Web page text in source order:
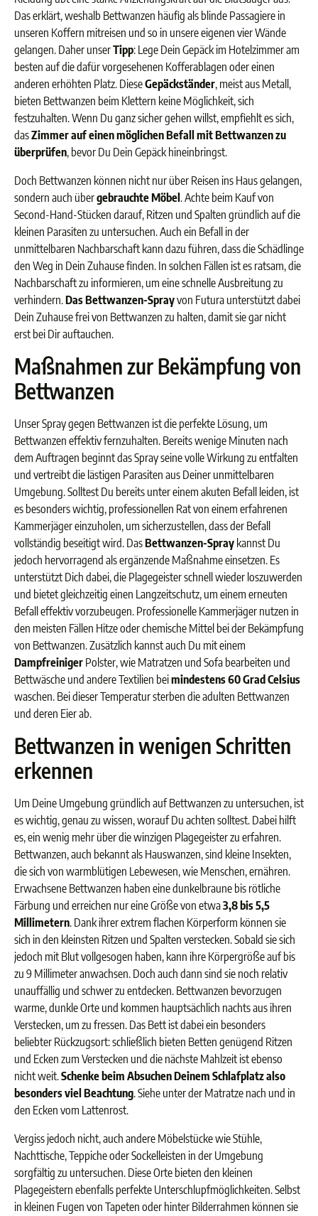
Das erklärt, weshalb Bettwanzen häufig als blinde Passagiere in
unseren Koffern mitreisen und so in unsere eigenen vier Wände
gelangen. Daher unserTipp: Lege Dein Gepäck im Hotelzimmer am
besten auf die dafür vorgesehenen Kofferablagen oder einen
anderen erhöhten Platz. DieseGepäckständer, meist aus Metall,
bieten Bettwanzen beim Klettern keine Möglichkeit, sich
festzuhalten. Wenn Du ganz sicher gehen willst, empfiehlt es sich,
dasZimmer auf einen möglichen Befall mit Bettwanzen zu
überprüfen, bevor Du Dein Gepäck hineinbringst.
Doch Bettwanzen können nicht nur über Reisen ins Haus gelangen,
sondern auch übergebrauchte Möbel . Achte beim Kauf von
Second-Hand-Stücken darauf, Ritzen und Spalten gründlich auf die
kleinen Parasiten zu untersuchen. Auch ein Befall in der
unmittelbaren Nachbarschaft kann dazu führen, dass die Schädlinge
den Weg in Dein Zuhause finden. In solchen Fällen ist es ratsam, die
Nachbarschaft zu informieren, um eine schnelle Ausbreitung zu
verhindern.Das Bettwanzen-Sprayvon Futura unterstützt dabei
Dein Zuhause frei von Bettwanzen zu halten, damit sie gar nicht
erst bei Dir auftauchen.
Maßnahmen zur Bekämpfung von
Bettwanzen
Unser Spray gegen Bettwanzen ist die perfekte Lösung, um
Bettwanzen effektiv fernzuhalten. Bereits wenige Minuten nach
dem Auftragen beginnt das Spray seine volle Wirkung zu entfalten
und vertreibt die lästigen Parasiten aus Deiner unmittelbaren
Umgebung. Solltest Du bereits unter einem akuten Befall leiden, ist
es besonders wichtig, professionellen Rat von einem erfahrenen
Kammerjäger einzuholen, um sicherzustellen, dass der Befall
vollständig beseitigt wird. DasBettwanzen-Spray kannst Du
jedoch hervorragend als ergänzende Maßnahme einsetzen. Es
unterstützt Dich dabei, die Plagegeister schnell wieder loszuwerden
und bietet gleichzeitig einen Langzeitschutz, um einem erneuten
Befall effektiv vorzubeugen. Professionelle Kammerjäger nutzen in
den meisten Fällen Hitze oder chemische Mittel bei der Bekämpfung
von Bettwanzen. Zusätzlich kannst auch Du mit einem
Dampfreiniger Polster, wie Matratzen und Sofa bearbeiten und
Bettwäsche und andere Textilien beimindestens 60 Grad Celsius
waschen. Bei dieser Temperatur sterben die adulten Bettwanzen
und deren Eier ab.
Bettwanzen in wenigen Schritten
erkennen
Um Deine Umgebung gründlich auf Bettwanzen zu untersuchen, ist
es wichtig, genau zu wissen, worauf Du achten solltest. Dabei hilft
es, ein wenig mehr über die winzigen Plagegeister zu erfahren.
Bettwanzen, auch bekannt als Hauswanzen, sind kleine Insekten,
die sich von warmblütigen Lebewesen, wie Menschen, ernähren.
Erwachsene Bettwanzen haben eine dunkelbraune bis rötliche
Färbung und erreichen nur eine Größe von etwa3,8 bis 5,5
Millimetern. Dank ihrer extrem flachen Körperform können sie
sich in den kleinsten Ritzen und Spalten verstecken. Sobald sie sich
jedoch mit Blut vollgesogen haben, kann ihre Körpergröße auf bis
zu 9 Millimeter anwachsen. Doch auch dann sind sie noch relativ
unauffällig und schwer zu entdecken. Bettwanzen bevorzugen
warme, dunkle Orte und kommen hauptsächlich nachts aus ihren
Verstecken, um zu fressen. Das Bett ist dabei ein besonders
beliebter Rückzugsort: schließlich bieten Betten genügend Ritzen
und Ecken zum Verstecken und die nächste Mahlzeit ist ebenso
nicht weit.Schenke beim Absuchen Deinem Schlafplatz also
besonders viel Beachtung. Siehe unter der Matratze nach und in
den Ecken vom Lattenrost.
Vergiss jedoch nicht, auch andere Möbelstücke wie Stühle,
Nachttische, Teppiche oder Sockelleisten in der Umgebung
sorgfältig zu untersuchen. Diese Orte bieten den kleinen
Plagegeistern ebenfalls perfekte Unterschlupfmöglichkeiten. Selbst
in kleinen Fugen von Tapeten oder hinter Bilderrahmen können sie